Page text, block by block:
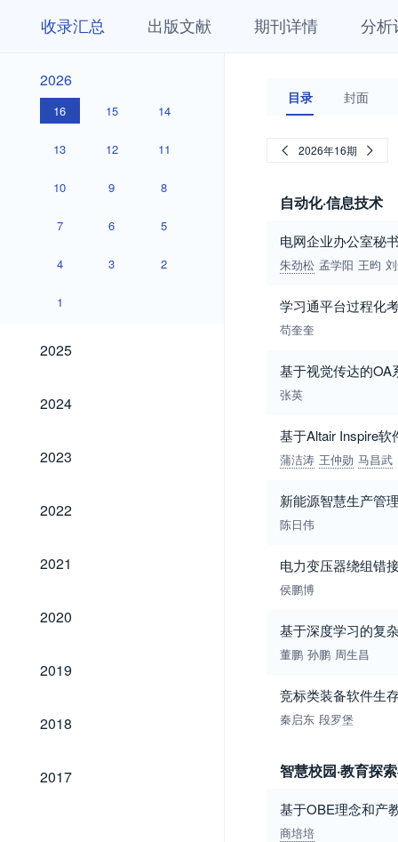
收录汇总 出版文献 期刊详情 分析
2026
2026
16 15 14
13 12 11
10 9 8
7 6 5
4 3 2
1
2025
2025
2024
2024
2023
2023
2022
2022
2021
2021
2020
2020
2019
2019
2018
2018
2017
2017
目录 封面
2026年16期
自动化·信息技术
电网企业办公室秘
朱劲松 孟学阳 王昀
学习通平台过程化
苟奎奎
基于视觉传达的OA
张英
基于Altair Inspire
蒲洁涛 王仲勋 马昌武
新能源智慧生产管
陈日伟
电力变压器绕组错
侯鹏博
基于深度学习的复
董鹏 孙鹏 周生昌
竞标类装备软件生
秦启东 段罗堡
智慧校园·教育探
基于OBE理念和产
商培培